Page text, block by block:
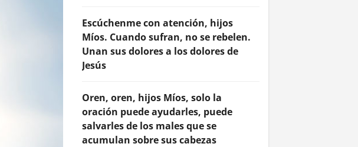
Escúchenme con atención, hijos
Míos. Cuando sufran, no se rebelen.
Unan sus dolores a los dolores de
Jesús
Oren, oren, hijos Míos, solo la
oración puede ayudarles, puede
salvarles de los males que se
acumulan sobre sus cabezas